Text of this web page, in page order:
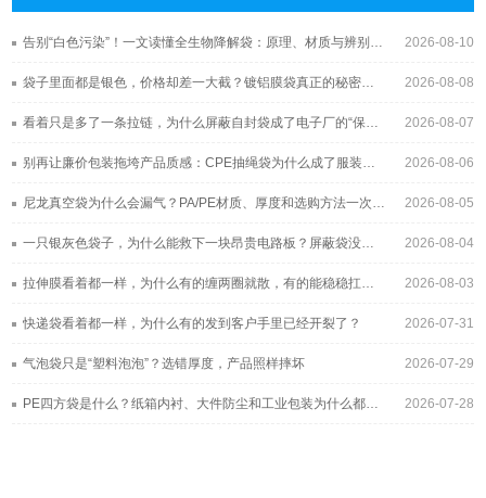
2026-08-10
2026-08-08
2026-08-07
2026-08-06
2026-08-05
2026-08-04
2026-08-03
2026-07-31
快递袋看着都一样，为什么有的发到客户手里已经开裂了？
2026-07-29
气泡袋只是“塑料泡泡”？选错厚度，产品照样摔坏
2026-07-28